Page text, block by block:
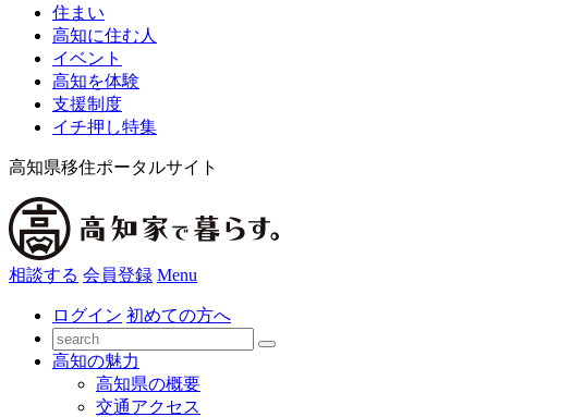
住まい
高知に住む人
イベント
高知を体験
支援制度
イチ押し特集
高知県移住ポータルサイト
相談する 会員登録 Menu
ログイン 初めての方へ
高知の魅力
高知県の概要
交通アクセス